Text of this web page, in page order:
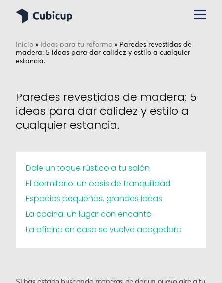
Inicio » Ideas para tu reforma » Paredes revestidas de
madera: 5 ideas para dar calidez y estilo a cualquier
estancia.
Paredes revestidas de madera: 5
ideas para dar calidez y estilo a
cualquier estancia.
Dale un toque rústico a tu salón
El dormitorio: un oasis de tranquilidad
Espacios pequeños, grandes ideas
La cocina: un lugar con encanto
La oficina en casa se vuelve acogedora